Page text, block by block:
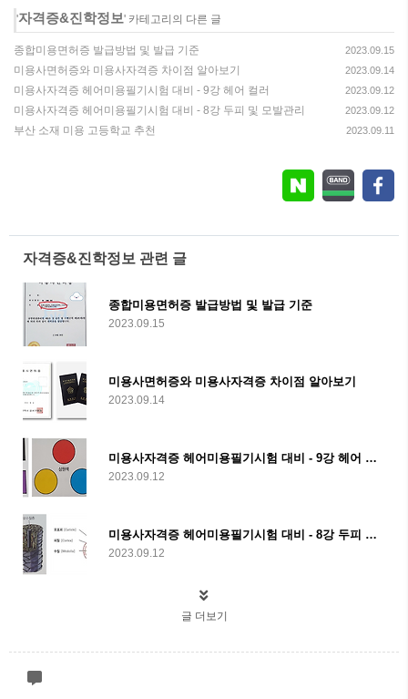
'자격증&진학정보' 카테고리의 다른 글
종합미용면허증 발급방법 및 발급 기준 2023.09.15
미용사면허증와 미용사자격증 차이점 알아보기 2023.09.14
미용사자격증 헤어미용필기시험 대비 - 9강 헤어 컬러 2023.09.12
미용사자격증 헤어미용필기시험 대비 - 8강 두피 및 모발관리 2023.09.12
부산 소재 미용 고등학교 추천 2023.09.11
자격증&진학정보 관련 글
종합미용면허증 발급방법 및 발급 기준
2023.09.15
미용사면허증와 미용사자격증 차이점 알아보기
2023.09.14
미용사자격증 헤어미용필기시험 대비 - 9강 헤어 컬러
2023.09.12
미용사자격증 헤어미용필기시험 대비 - 8강 두피 및 모발관리
2023.09.12
글 더보기